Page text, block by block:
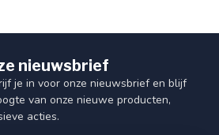
nieuwsbrief
je in voor onze nieuwsbrief en blijf
van onze nieuwe producten,
acties.